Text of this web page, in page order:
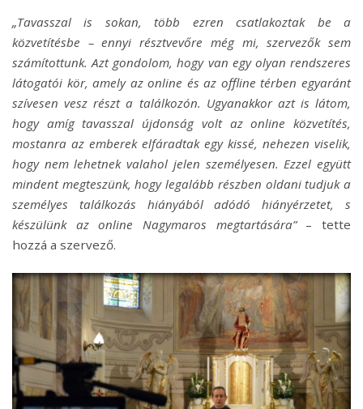
„Tavasszal is sokan, több ezren csatlakoztak be a
közvetítésbe – ennyi résztvevőre még mi, szervezők sem
számítottunk. Azt gondolom, hogy van egy olyan rendszeres
látogatói kör, amely az online és az offline térben egyaránt
szívesen vesz részt a találkozón. Ugyanakkor azt is látom,
hogy amíg tavasszal újdonság volt az online közvetítés,
mostanra az emberek elfáradtak egy kissé, nehezen viselik,
hogy nem lehetnek valahol jelen személyesen. Ezzel együtt
mindent megteszünk, hogy legalább részben oldani tudjuk a
személyes találkozás hiányából adódó hiányérzetet, s
készülünk az online Nagymaros megtartására”– tette
hozzá a szervező.